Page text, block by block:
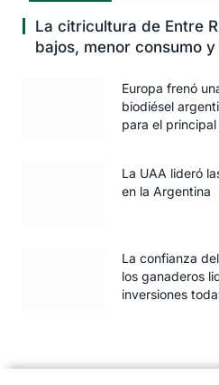
La citricultura de Entre
bajos, menor consumo
Europa frenó
biodiésel
para el
La UAA lideró
en la Argentina
La confianza
los ganaderos
inversiones